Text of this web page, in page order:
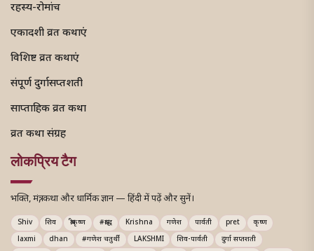
रहस्य-रोमांच
एकादशी व्रत कथाएं
विशिष्ट व्रत कथाएं
संपूर्ण दुर्गासप्तशती
साप्ताहिक व्रत कथा
व्रत कथा संग्रह
लोकप्रिय टैग
भक्ति, मंत्र, कथा और धार्मिक ज्ञान — हिंदी में पढ़ें और सुनें।
Shiv शिव श्रीकृष्ण #श्राद्ध Krishna गणेश पार्वती pret
कृष्ण
laxmi
dhan #गणेश चतुर्थी LAKSHMI शिव-पार्वती दुर्गा सप्तशती